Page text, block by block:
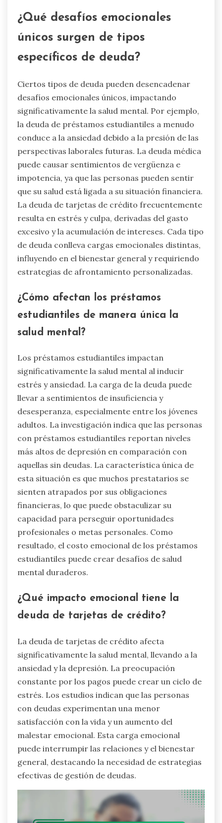
¿Qué desafíos emocionales
únicos surgen de tipos
específicos de deuda?
Ciertos tipos de deuda pueden desencadenar
desafíos emocionales únicos, impactando
significativamente la salud mental. Por ejemplo,
la deuda de préstamos estudiantiles a menudo
conduce a la ansiedad debido a la presión de las
perspectivas laborales futuras. La deuda médica
puede causar sentimientos de vergüenza e
impotencia, ya que las personas pueden sentir
que su salud está ligada a su situación financiera.
La deuda de tarjetas de crédito frecuentemente
resulta en estrés y culpa, derivadas del gasto
excesivo y la acumulación de intereses. Cada tipo
de deuda conlleva cargas emocionales distintas,
influyendo en el bienestar general y requiriendo
estrategias de afrontamiento personalizadas.
¿Cómo afectan los préstamos
estudiantiles de manera única la
salud mental?
Los préstamos estudiantiles impactan
significativamente la salud mental al inducir
estrés y ansiedad. La carga de la deuda puede
llevar a sentimientos de insuficiencia y
desesperanza, especialmente entre los jóvenes
adultos. La investigación indica que las personas
con préstamos estudiantiles reportan niveles
más altos de depresión en comparación con
aquellas sin deudas. La característica única de
esta situación es que muchos prestatarios se
sienten atrapados por sus obligaciones
financieras, lo que puede obstaculizar su
capacidad para perseguir oportunidades
profesionales o metas personales. Como
resultado, el costo emocional de los préstamos
estudiantiles puede crear desafíos de salud
mental duraderos.
¿Qué impacto emocional tiene la
deuda de tarjetas de crédito?
La deuda de tarjetas de crédito afecta
significativamente la salud mental, llevando a la
ansiedad y la depresión. La preocupación
constante por los pagos puede crear un ciclo de
estrés. Los estudios indican que las personas
con deudas experimentan una menor
satisfacción con la vida y un aumento del
malestar emocional. Esta carga emocional
puede interrumpir las relaciones y el bienestar
general, destacando la necesidad de estrategias
efectivas de gestión de deudas.